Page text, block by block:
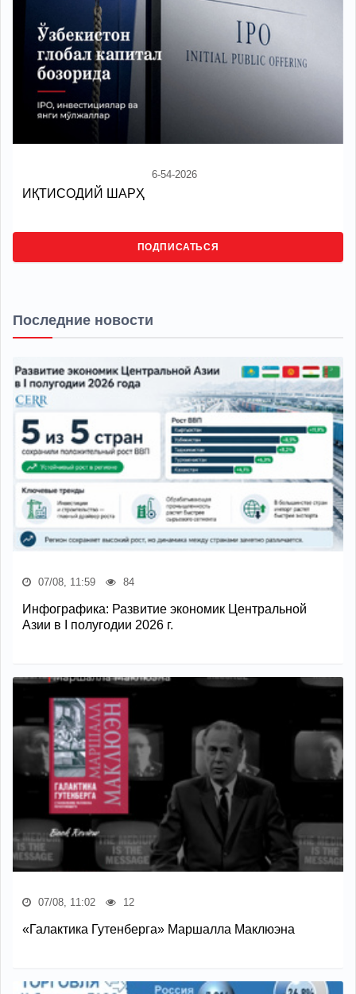
6-54-2026
ИҚТИСОДИЙ ШАРҲ
ПОДПИСАТЬСЯ
Последние новости
07/08, 11:59 84
Инфографика: Развитие экономик Центральной
Азии в I полугодии 2026 г.
07/08, 11:02 12
«Галактика Гутенберга» Маршалла Маклюэна